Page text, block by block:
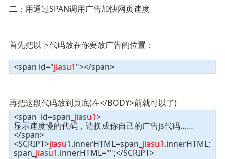
二：用通过SPAN调用广告加快网页速度
首先把以下代码放在你要放广告的位置：
<span id="jiasu1"></span>
再把这段代码放到页底(在</BODY>前就可以了)
<span id=span_ jiasu1>
显示速度慢的代码，请换成你自己的广告js代码……
</span>
<SCRIPT>jiasu1.innerHTML=span_ jiasu1.innerHTML;
span_ jiasu1.innerHTML="";</SCRIPT>